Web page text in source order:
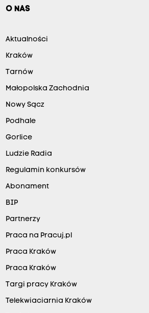
O NAS
Aktualności
Kraków
Tarnów
Małopolska Zachodnia
Nowy Sącz
Podhale
Gorlice
Ludzie Radia
Regulamin konkursów
Abonament
BIP
Partnerzy
Praca na Pracuj.pl
Praca Kraków
Praca Kraków
Targi pracy Kraków
Telekwiaciarnia Kraków